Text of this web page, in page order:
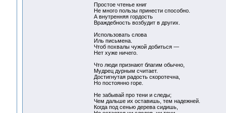
Простое чтенье книг
Не много пользы принести способно.
А внутренняя гордость
Враждебность возбудит в других.
Использовать слова
Иль письмена.
Чтоб похвалы чужой добиться —
Нет хуже ничего.
Что люди признают благим обычно,
Мудрец дурным считает.
Достигнутая радость скоротечна,
Но постоянно горе.
Не забывай про тени и следы;
Чем дальше их оставишь, тем надежней.
Когда под сенью дерева сидишь,